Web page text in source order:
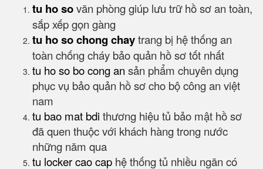
tu ho sovăn phòng giúp lưu trữ hồ sơ an toàn,
sắp xếp gọn gàng
tu ho so chong chaytrang bị hệ thống an
toàn chống cháy bảo quản hồ sơ tốt nhất
tu ho so bo cong an sản phẩm chuyên dụng
phục vụ bảo quản hồ sơ cho bộ công an việt
nam
tu bao mat bdi thương hiệu tủ bảo mật hồ sơ
đã quen thuộc với khách hàng trong nước
những năm qua
tu locker cao cap hệ thống tủ nhiều ngăn có